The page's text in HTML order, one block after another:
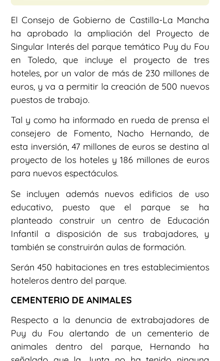
El Consejo de Gobierno de Castilla-La Mancha
ha aprobado la ampliación del Proyecto de
Singular Interés del parque temático Puy du Fou
en Toledo, que incluye el proyecto de tres
hoteles, por un valor de más de 230 millones de
euros, y va a permitir la creación de 500 nuevos
puestos de trabajo.
Tal y como ha informado en rueda de prensa el
consejero de Fomento, Nacho Hernando, de
esta inversión, 47 millones de euros se destina al
proyecto de los hoteles y 186 millones de euros
para nuevos espectáculos.
Se incluyen además nuevos edificios de uso
educativo, puesto que el parque se ha
planteado construir un centro de Educación
Infantil a disposición de sus trabajadores, y
también se construirán aulas de formación.
Serán 450 habitaciones en tres establecimientos
hoteleros dentro del parque.
CEMENTERIO DE ANIMALES
Respecto a la denuncia de extrabajadores de
Puy du Fou alertando de un cementerio de
animales dentro del parque, Hernando ha